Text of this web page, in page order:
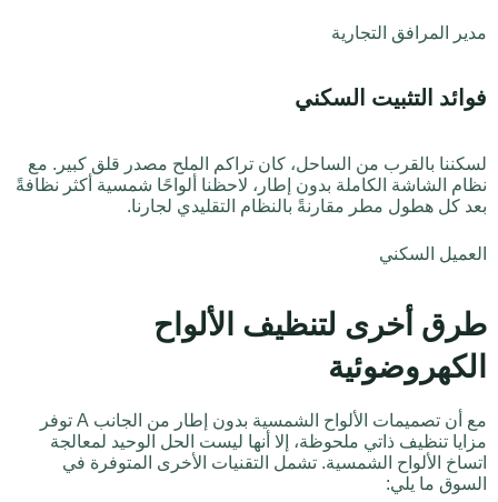
مدير المرافق التجارية
فوائد التثبيت السكني
لسكننا بالقرب من الساحل، كان تراكم الملح مصدر قلق كبير. مع
نظام الشاشة الكاملة بدون إطار، لاحظنا ألواحًا شمسية أكثر نظافةً
بعد كل هطول مطر مقارنةً بالنظام التقليدي لجارنا.
العميل السكني
طرق أخرى لتنظيف الألواح
الكهروضوئية
مع أن تصميمات الألواح الشمسية بدون إطار من الجانب A توفر
مزايا تنظيف ذاتي ملحوظة، إلا أنها ليست الحل الوحيد لمعالجة
اتساخ الألواح الشمسية. تشمل التقنيات الأخرى المتوفرة في
السوق ما يلي: